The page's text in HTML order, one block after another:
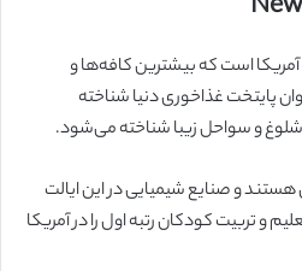
است که بیشترین کافه‌ها و
پایتخت غذاخوری دنیا شناخته
شلوغ و سواحل زیبا شناخته می‌شود.
هستند و صنایع شیمیایی در این ایالت
و تربیت کودکان رتبه اول را در آمریکا